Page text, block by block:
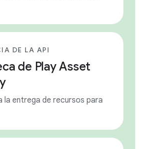
DE LA API
de Play Asset
la entrega de recursos para